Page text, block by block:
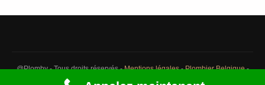
@Plomby - Tous droits réservés -Mentions légales-Plombier Belgique-
Débouchage Belgique